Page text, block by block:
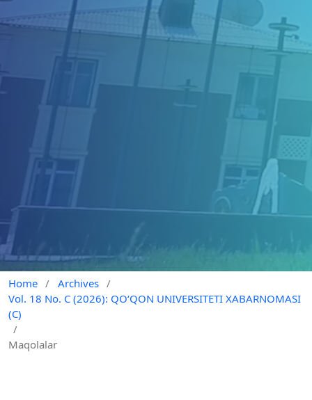
Home / Archives /
Vol. 18 No. C (2026): QO‘QON UNIVERSITETI XABARNOMASI
(C)
/
Maqolalar